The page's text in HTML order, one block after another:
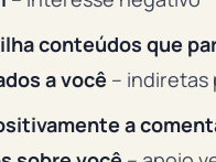
conteúdos que
a você – indiretas
a